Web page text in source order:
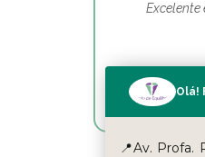
Excelente
Olá!
📍Av. Profa.